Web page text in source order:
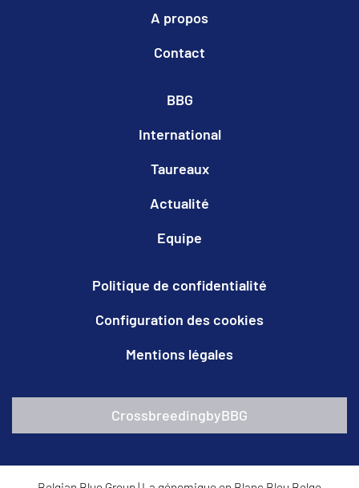
A propos
Contact
BBG
International
Taureaux
Actualité
Equipe
Politique de confidentialité
Configuration des cookies
Mentions légales
CrossbreedingbyBBG